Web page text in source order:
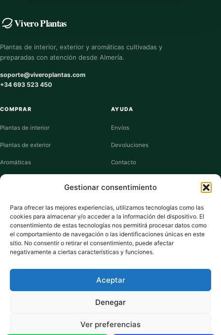
Gestionar consentimiento
Para ofrecer las mejores experiencias, utilizamos tecnologías como las
cookies para almacenar y/o acceder a la información del dispositivo. El
consentimiento de estas tecnologías nos permitirá procesar datos como
el comportamiento de navegación o las identificaciones únicas en este
sitio. No consentir o retirar el consentimiento, puede afectar
negativamente a ciertas características y funciones.
Aceptar
Denegar
Ver preferencias
Vivero Plantas
Plantas de interior, exterior y aromáticas cultivadas y
preparadas con atención desde Almería.
soporte@viveroplantas.com
+34 693 523 450
COMPRAR
Plantas de interior
Plantas de exterior
Aromáticas
Suculentas
AYUDA
Envíos
Devoluciones
Contacto
VIVERO PLANTAS
Sobre nosotros
Puntos y recompensas
Cookies